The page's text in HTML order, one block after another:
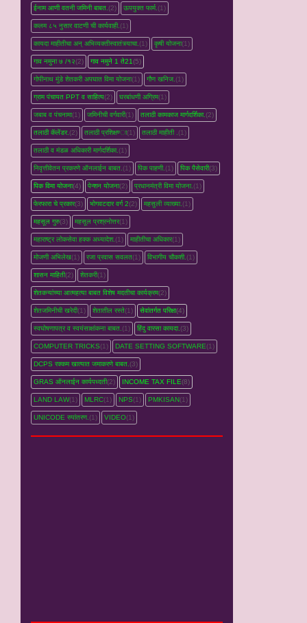
ईनाम आणी वतनी जमिनी बाबत. (2) ऊपयुक्त फार्म. (1)
कलम ८५ नुसार वाटणी ची कार्यवाही. (1)
कायदा माहीतीचा अन् अभिव्यक्तीस्वातंत्र्याचा. (1) कृषी योजना(1)
गाव नमुना ७ /१२(2) गाव नमुने 1 ते21(5)
गोपीनाथ मुंडे शेतकरी अपघात विमा योजना(1) गौण खनिज. (1)
ग्राम पंचायत PPT व साहित्य(2) घरबांधणी अग्रिम(1)
जबाब व पंचनामा(1) जमिनीची वर्गवारी(1) तलाठी कामकाज मार्गदर्शिका.(2)
तलाठी कॅलेंडर.(2) तलाठी प्रशिक्षण्‍ा(1) तलाठी माहीती . (1)
तलाठी व मंडळ अधिकारी मार्गदर्शिका. (1)
निवृत्तीवेतन प्रकरणे ऑनलाईन बाबत. (1) पिक पाहणी. (1) पिक पैसेवारी(3)
पिक विमा योजना(4) पेन्शन योजना(2) प्रधानमंत्री विमा योजना. (1)
फेरफारा चे प्रकार(3) भोगवटदार वर्ग 2(2) महसुली व्‍याख्‍या. (1)
महसूल गुरु(3) महसूल प्रश्रनोत्तर(1)
महाराष्ट्र लोकसेवा हक्क अध्यादेश. (1) माहीतीचा अधिकार(1)
मोजणी अभिलेख(1) रजा प्रवास सवलत(1) विभागीय चौकशी. (1)
शासन माहिती(2) शेतकरी(1)
शेतकऱ्यांच्‍या आत्महत्‍या बाबत विशेष मदतीचा कार्यक्रम(2)
शेतजमिनीची खरेदी(1) शेतातील रस्‍ते(1) सेवांतर्गत परिक्षा(4)
स्वघोषणापत्र व स्वयंसाक्षांकना बाबत. (1) हिंदु वारसा कायदा.(3)
COMPUTER TRICKS(1) DATE SETTING SOFTWARE(1)
DCPS रक्‍कम खात्‍यात जमाकरणे बाबत. (3)
GRAS ऑनलाईन कार्यपध्‍दती(2) INCOME TAX FILE(8)
LAND LAW(1) MLRC(1) NPS(1) PMKISAN(1)
UNICODE रुपांतरण. (1) VIDEO(1)